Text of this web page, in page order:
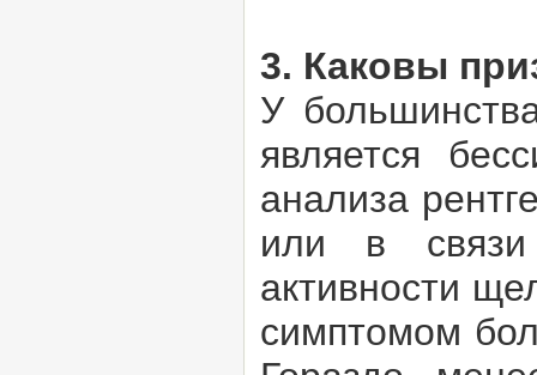
3. Каковы
У
является
анализа
или в связи
активности
симптомом